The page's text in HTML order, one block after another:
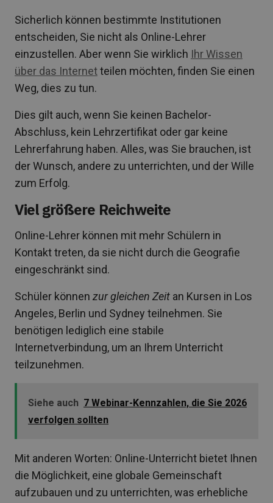
Sicherlich können bestimmte Institutionen
entscheiden, Sie nicht als Online-Lehrer
einzustellen. Aber wenn Sie wirklich Ihr Wissen
über das Internetteilen möchten, finden Sie einen
Weg, dies zu tun.
Dies gilt auch, wenn Sie keinen Bachelor-
Abschluss, kein Lehrzertifikat oder gar keine
Lehrerfahrung haben. Alles, was Sie brauchen, ist
der Wunsch, andere zu unterrichten, und der Wille
zum Erfolg.
Viel größere Reichweite
Online-Lehrer können mit mehr Schülern in
Kontakt treten, da sie nicht durch die Geografie
eingeschränkt sind.
Schüler können zur gleichen Zeit an Kursen in Los
Angeles, Berlin und Sydney teilnehmen. Sie
benötigen lediglich eine stabile
Internetverbindung, um an Ihrem Unterricht
teilzunehmen.
Siehe auch 7 Webinar-Kennzahlen, die Sie 2026
verfolgen sollten
Mit anderen Worten: Online-Unterricht bietet Ihnen
die Möglichkeit, eine globale Gemeinschaft
aufzubauen und zu unterrichten, was erhebliche